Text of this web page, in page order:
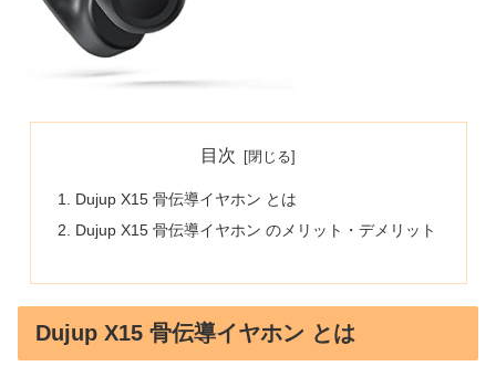
目次
Dujup X15 骨伝導イヤホン とは
Dujup X15 骨伝導イヤホン のメリット・デメリット
Dujup X15 骨伝導イヤホン とは